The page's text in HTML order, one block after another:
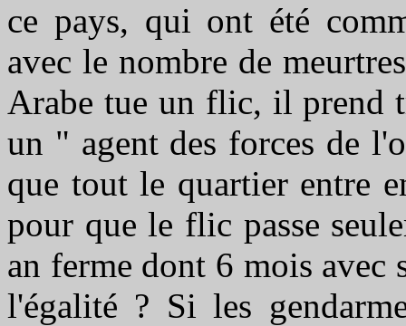
ce pays, qui ont été
avec le nombre de
Arabe tue un flic, il prend
un " agent des forces de
que tout le quartier entre
pour que le flic passe
an ferme dont 6 mois avec
l'égalité ? Si les